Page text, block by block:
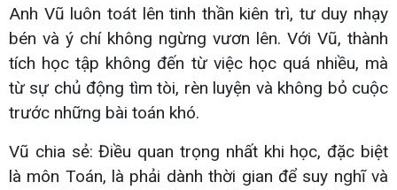
Anh Vũ luôn toát lên tinh thần kiên trì, tư duy nhạy
bén và ý chí không ngừng vươn lên. Với Vũ, thành
tích học tập không đến từ việc học quá nhiều, mà
từ sự chủ động tìm tòi, rèn luyện và không bỏ cuộc
trước những bài toán khó.
Vũ chia sẻ: Điều quan trọng nhất khi học, đặc biệt
là môn Toán, là phải dành thời gian để suy nghĩ và